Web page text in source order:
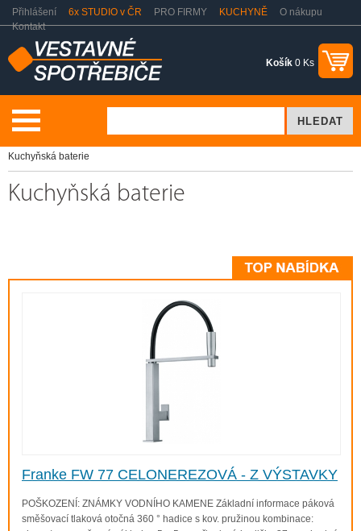
Přihlášení 6x STUDIO v ČR PRO FIRMY KUCHYNĚ
O nákupu
Kontakt
Košík 0 Ks
Kuchyňská baterie
Kuchyňská baterie
Franke FW 77 CELONEREZOVÁ - Z VÝSTAVKY
POŠKOZENÍ: ZNÁMKY VODNÍHO KAMENE Základní informace páková
směšovací tlaková otočná 360 ° hadice s kov. pružinou kombinace: